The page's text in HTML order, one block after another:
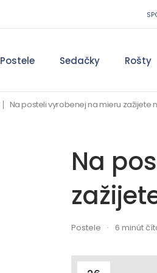
Postele Sedačky Rošty
Na posteli vyrobenej na mieru
Na
Postele 6 minút